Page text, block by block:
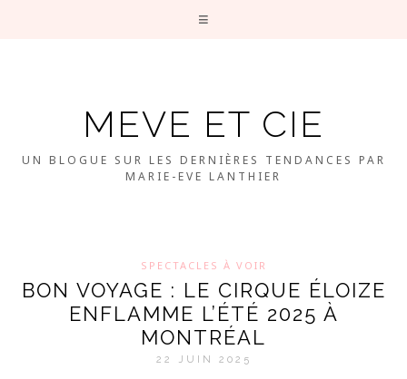
MEVE ET CIE
UN BLOGUE SUR LES DERNIÈRES TENDANCES PAR
MARIE-EVE LANTHIER
SPECTACLES À VOIR
BON VOYAGE : LE CIRQUE ÉLOIZE
ENFLAMME L’ÉTÉ 2025 À
MONTRÉAL
22 JUIN 2025